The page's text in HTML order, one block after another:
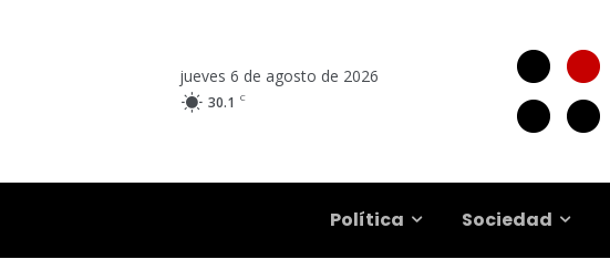
jueves 6 de agosto de 2026
30.1 C
Política Sociedad